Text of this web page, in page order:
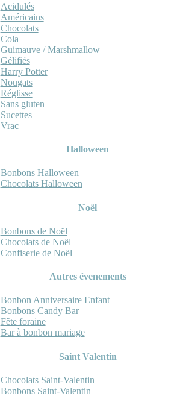
Acidulés
Américains
Chocolats
Cola
Guimauve / Marshmallow
Gélifiés
Harry Potter
Nougats
Réglisse
Sans gluten
Sucettes
Vrac
Halloween
Bonbons Halloween
Chocolats Halloween
Noël
Bonbons de Noël
Chocolats de Noël
Confiserie de Noël
Autres évenements
Bonbon Anniversaire Enfant
Bonbons Candy Bar
Fête foraine
Bar à bonbon mariage
Saint Valentin
Chocolats Saint-Valentin
Bonbons Saint-Valentin